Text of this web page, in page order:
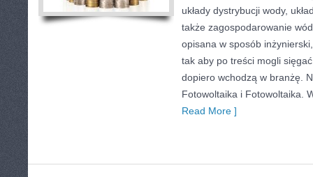
układy dystrybucji wody,
także zagospodarowanie
opisana w sposób
tak aby po treści mogli
dopiero wchodzą w branżę.
Fotowoltaika i Fotowoltaika.
Read More ]